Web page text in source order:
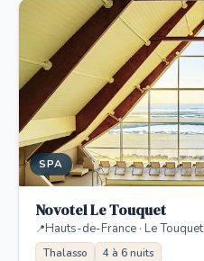
SPA
Novotel Le Touquet
Hauts-de-France · Le Touquet
Thalasso 4 à 6 nuits